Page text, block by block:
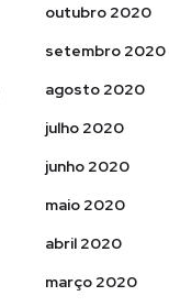
outubro 2020
setembro 2020
agosto 2020
julho 2020
junho 2020
maio 2020
abril 2020
março 2020